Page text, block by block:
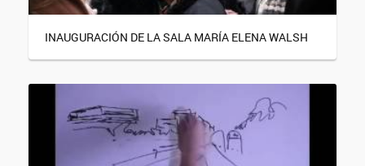
INAUGURACIÓN DE LA SALA MARÍA ELENA WALSH